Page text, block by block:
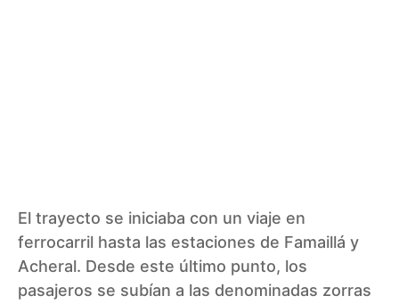
El trayecto se iniciaba con un viaje en
ferrocarril hasta las estaciones de Famaillá y
Acheral. Desde este último punto, los
pasajeros se subían a las denominadas zorras